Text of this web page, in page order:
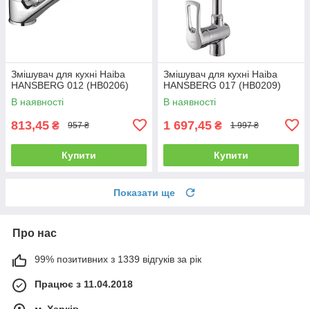
Змішувач для кухні Haiba
HANSBERG 012 (HB0206)
В наявності
813,45 ₴ 957 ₴
Купити
Змішувач для кухні Haiba
HANSBERG 017 (HB0209)
В наявності
1 697,45 ₴ 1 997 ₴
Купити
Показати ще
Про нас
99% позитивних з 1339 відгуків за рік
Працює з 11.04.2018